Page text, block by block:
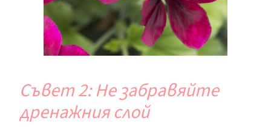
Съвет 2: Не забравяйте
дренажния слой